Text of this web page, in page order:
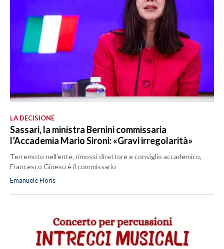
LA DECISIONE
Sassari, la ministra Bernini commissaria
l’Accademia Mario Sironi: «Gravi irregolarità»
Terremoto nell’ente, rimossi direttore e consiglio accademico,
Francesco Ginesu è il commissario
Emanuele Floris